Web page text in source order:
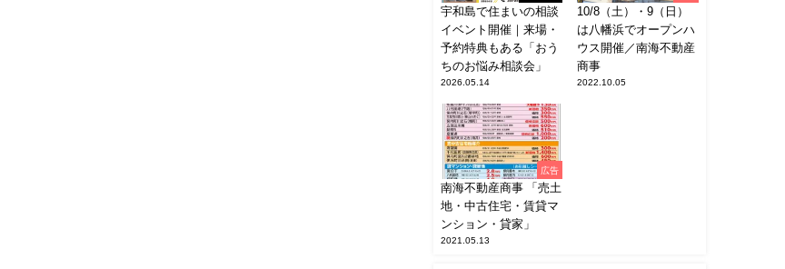
宇和島で住まいの相談
イベント開催｜来場・
予約特典もある「おう
ちのお悩み相談会」
2026.05.14
10/8（土）・9（日）
は八幡浜でオープンハ
ウス開催／南海不動産
商事
2022.10.05
広告
南海不動産商事 「売土
地・中古住宅・賃貸マ
ンション・貸家」
2021.05.13